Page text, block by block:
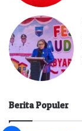
Berita Populer